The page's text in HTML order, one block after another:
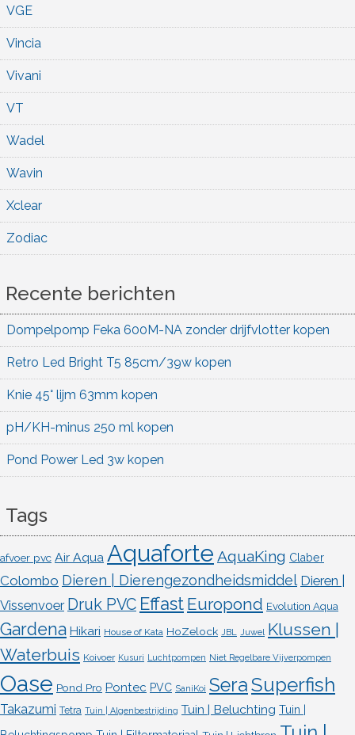
VGE
Vincia
Vivani
VT
Wadel
Wavin
Xclear
Zodiac
Recente berichten
Dompelpomp Feka 600M-NA zonder drijfvlotter kopen
Retro Led Bright T5 85cm/39w kopen
Knie 45° lijm 63mm kopen
pH/KH-minus 250 ml kopen
Pond Power Led 3w kopen
Tags
afvoer pvc Air Aqua Aquaforte AquaKing Claber
Colombo Dieren | Dierengezondheidsmiddel Dieren |
Vissenvoer Druk PVC Effast Europond Evolution Aqua
Gardena Hikari House of Kata HoZelock JBL Juwel Klussen |
Waterbuis Koivoer Kusuri Luchtpompen Niet Regelbare Vijverpompen
Oase Pond Pro Pontec PVC SaniKoi SeraSuperfish
Takazumi Tetra Tuin | Algenbestrijding Tuin | Beluchting Tuin |